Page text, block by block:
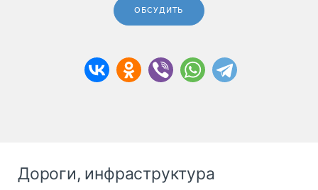
ОБСУДИТЬ
Дороги, инфраструктура